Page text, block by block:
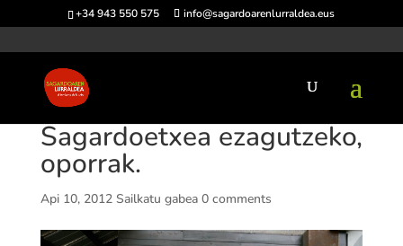
+34 943 550 575 info@sagardoarenlurraldea.eus
Sagardoetxea ezagutzeko,
oporrak.
Api 10, 2012 Sailkatu gabea 0 comments